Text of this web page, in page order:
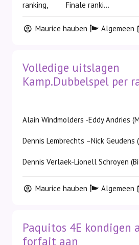
ranking, Finale ranki...
Maurice hauben Algemeen
Volledige uitslagen
Kamp.Dubbelspel per
Alain Windmolders -Eddy Andries
Dennis Lembrechts –Nick Geudens
Dennis Verlaek-Lionell Schroyen
Maurice hauben Algemeen
Paquitos 4E kondigen
forfait aan